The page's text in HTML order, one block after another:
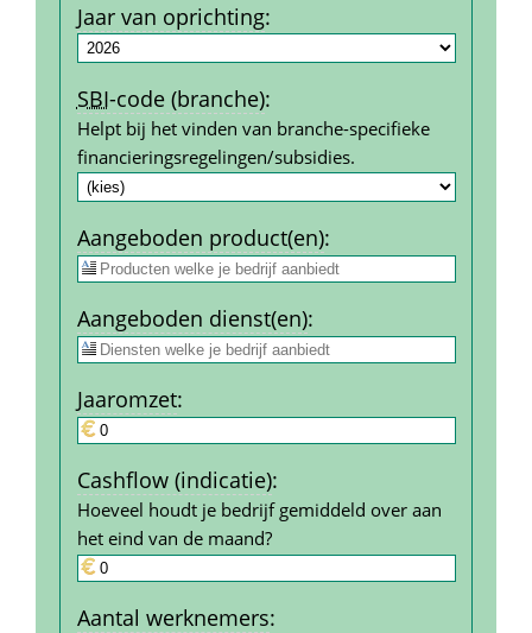
Jaar van oprichting:
SBI-code (branche):
Helpt bij het vinden van branche-specifieke
financierings­regelingen/subsidies.
Aangeboden product(en):
Aangeboden dienst(en):
Jaar­omzet:
Cashflow (indicatie):
Hoeveel houdt je bedrijf gemiddeld over aan
het eind van de maand?
Aantal werk­nemers: